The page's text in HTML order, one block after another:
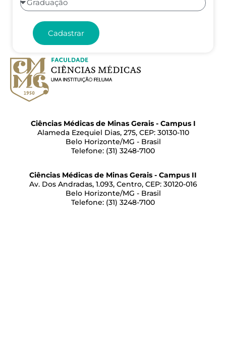
Cadastrar
Ciências Médicas de Minas Gerais - Campus I
Alameda Ezequiel Dias, 275, CEP: 30130-110
Belo Horizonte/MG - Brasil
Telefone: (31) 3248-7100
Ciências Médicas de Minas Gerais - Campus II
Av. Dos Andradas, 1.093, Centro, CEP: 30120-016
Belo Horizonte/MG - Brasil
Telefone: (31) 3248-7100